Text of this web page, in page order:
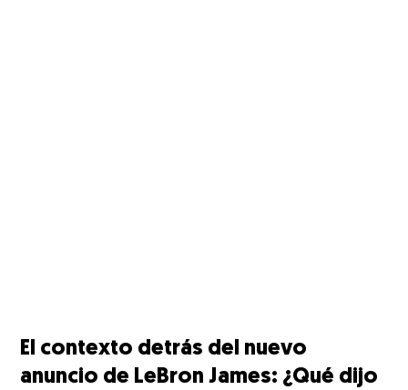
El contexto detrás del nuevo
anuncio de LeBron James: ¿Qué dijo